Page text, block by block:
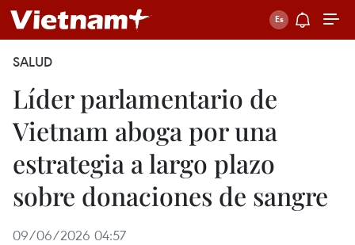
SALUD
Líder parlamentario de
Vietnam aboga por una
estrategia a largo plazo
sobre donaciones de sangre
09/06/2026 04:57